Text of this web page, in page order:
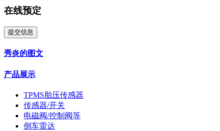
在线预定
提交信息
秀炎的图文
产品展示
TPMS胎压传感器
传感器/开关
电磁阀/控制阀等
倒车雷达